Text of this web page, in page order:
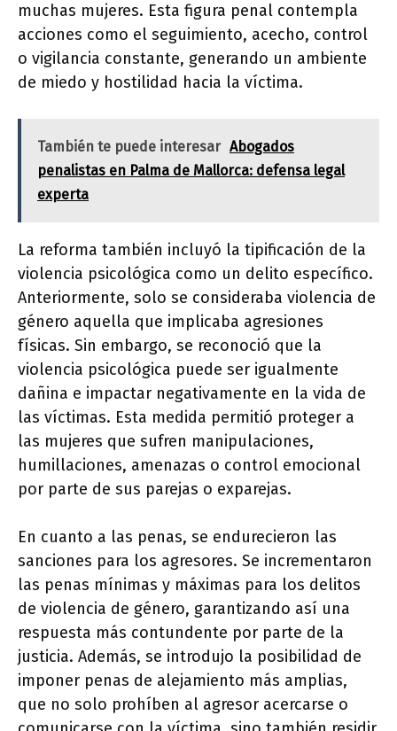
muchas mujeres. Esta figura penal contempla
acciones como el seguimiento, acecho, control
o vigilancia constante, generando un ambiente
de miedo y hostilidad hacia la víctima.
También te puede interesar Abogados
penalistas en Palma de Mallorca: defensa legal
experta
La reforma también incluyó la tipificación de la
violencia psicológica como un delito específico.
Anteriormente, solo se consideraba violencia de
género aquella que implicaba agresiones
físicas. Sin embargo, se reconoció que la
violencia psicológica puede ser igualmente
dañina e impactar negativamente en la vida de
las víctimas. Esta medida permitió proteger a
las mujeres que sufren manipulaciones,
humillaciones, amenazas o control emocional
por parte de sus parejas o exparejas.
En cuanto a las penas, se endurecieron las
sanciones para los agresores. Se incrementaron
las penas mínimas y máximas para los delitos
de violencia de género, garantizando así una
respuesta más contundente por parte de la
justicia. Además, se introdujo la posibilidad de
imponer penas de alejamiento más amplias,
que no solo prohíben al agresor acercarse o